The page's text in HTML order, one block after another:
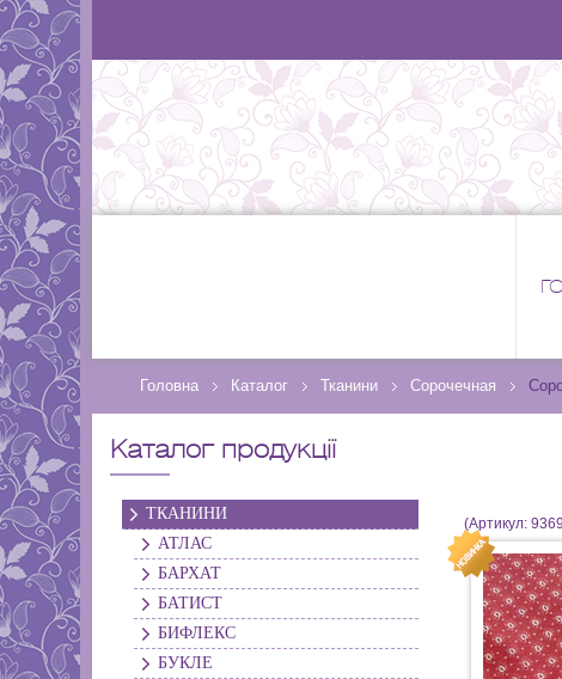
Головна Каталог Тканини Сорочечная
Каталог продукції
ТКАНИНИ
АТЛАС
БАРХАТ
БАТИСТ
БИФЛЕКС
БУКЛЕ
(Артикул: